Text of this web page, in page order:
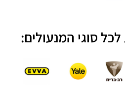
סוגי המנעולים: